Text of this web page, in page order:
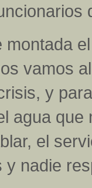
montada
vamos
y
agua
el
nadie